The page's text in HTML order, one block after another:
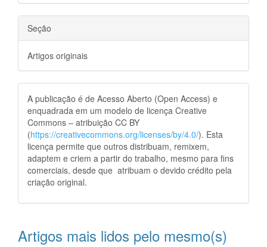
Seção
Artigos originais
A publicação é de Acesso Aberto (Open Access) e
enquadrada em um modelo de licença Creative
Commons – atribuição CC BY
(https://creativecommons.org/licenses/by/4.0/). Esta
licença permite que outros distribuam, remixem,
adaptem e criem a partir do trabalho, mesmo para fins
comerciais, desde que atribuam o devido crédito pela
criação original.
Artigos mais lidos pelo mesmo(s)